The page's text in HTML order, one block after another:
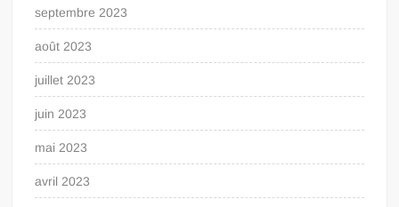
septembre 2023
août 2023
juillet 2023
juin 2023
mai 2023
avril 2023